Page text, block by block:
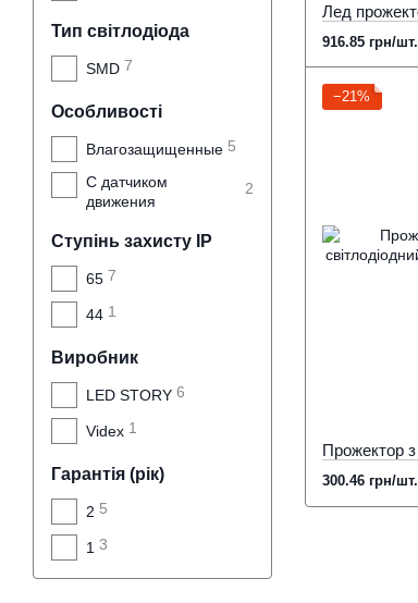
916.85 грн/шт.
−21%
300.46 грн/шт.
Тип світлодіода
SMD 7
Особливості
Влагозащищенные 5
С датчиком
движения
2
Ступінь захисту IP
65 7
44 1
Виробник
LED STORY 6
Videx 1
Гарантія (рік)
2 5
1 3